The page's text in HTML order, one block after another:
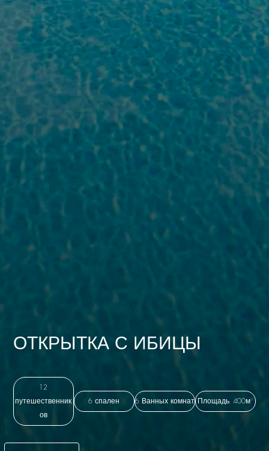
ОТКРЫТКА С ИБИЦЫ
12
путешественник
ов
6 спален 6 Ванных комнат Площадь: 400м²